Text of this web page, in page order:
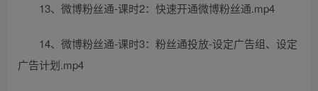
13、微博粉丝通-课时2：快速开通微博粉丝通.mp4
14、微博粉丝通-课时3：粉丝通投放-设定广告组、设定
广告计划.mp4